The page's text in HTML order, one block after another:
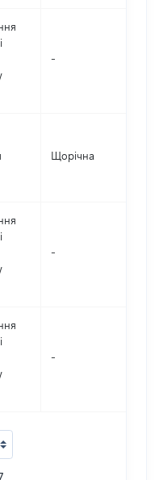
-
Щорічна
-
-